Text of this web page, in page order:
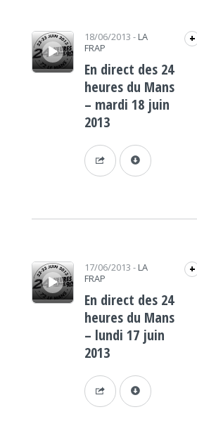
Lecteur audio 18/06/2013 - LA
FRAP
+
En direct des 24
heures du Mans
– mardi 18 juin
2013
Lecteur audio 17/06/2013 - LA
FRAP
+
En direct des 24
heures du Mans
– lundi 17 juin
2013